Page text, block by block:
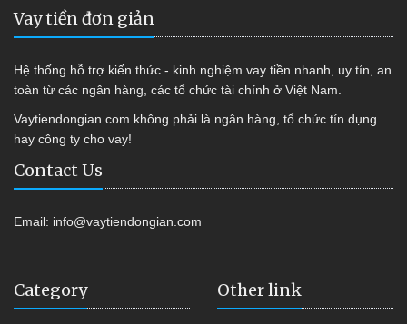
Vay tiền đơn giản
Hệ thống hỗ trợ kiến thức - kinh nghiệm vay tiền nhanh, uy tín, an
toàn từ các ngân hàng, các tổ chức tài chính ở Việt Nam.
Vaytiendongian.com không phải là ngân hàng, tổ chức tín dụng
hay công ty cho vay!
Contact Us
Email: info@vaytiendongian.com
Category Other link